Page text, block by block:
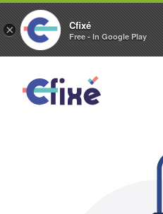
× Cfixé
Free - In Google Play